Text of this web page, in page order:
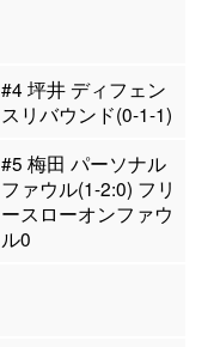
#4 坪井 ディフェン
スリバウンド(0-1-1)
#5 梅田 パーソナル
ファウル(1-2:0) フリ
ースローオンファウ
ル0